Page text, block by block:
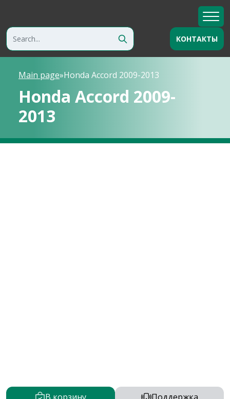
КОНТАКТЫ
Main page»Honda Accord 2009-2013
Honda Accord 2009-
2013